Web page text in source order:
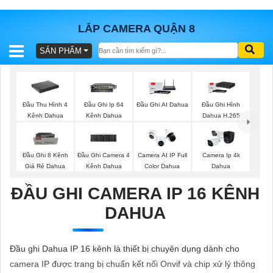
LẮP CAMERA QUẬN 8
BÁO
TRỌN
GÓI
SẢN
VẤN
SẢN PHẨM
Đầu Thu Hình 4
Kênh Dahua
Đầu Ghi Ip 64
Kênh Dahua
Đầu Ghi AI Dahua
Đầu Ghi Hình
Dahua H.265
Đầu Ghi 8 Kênh
Giá Rẻ Dahua
Đầu Ghi Camera 4
Kênh Dahua
Camera AI IP Full
Color Dahua
Camera Ip 4k
Dahua
ĐẦU GHI CAMERA IP 16 KÊNH
DAHUA
Đầu ghi Dahua IP 16 kênh là thiết bị chuyên dụng dành cho
camera IP được trang bị chuẩn kết nối Onvif và chip xử lý thông